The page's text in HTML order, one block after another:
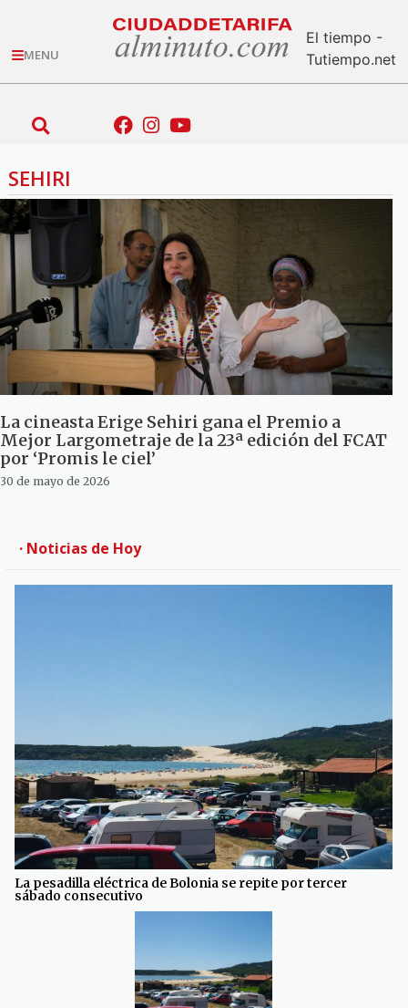
MENU
El tiempo -
Tutiempo.net
SEHIRI
La cineasta Erige Sehiri gana el Premio a
Mejor Largometraje de la 23ª edición del FCAT
por ‘Promis le ciel’
30 de mayo de 2026
· Noticias de Hoy
La pesadilla eléctrica de Bolonia se repite por tercer
sábado consecutivo